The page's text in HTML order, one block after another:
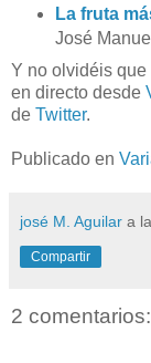
La fruta
José
Y no olvidéis
en directo desde
de Twitter.
Publicado en
josé M. Aguilar a
Compartir
2 comentarios: